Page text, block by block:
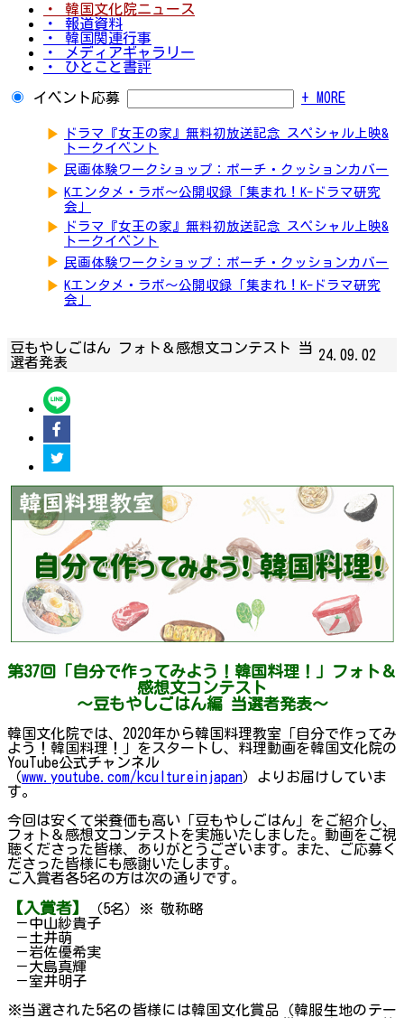
・ 韓国文化院ニュース
・ 報道資料
・ 韓国関連行事
・ メディアギャラリー
・ ひとこと書評
イベント応募 + MORE
▶
ドラマ『女王の家』無料初放送記念 スペシャル上映&
トークイベント
▶ 民画体験ワークショップ：ポーチ・クッションカバー
▶ Kエンタメ・ラボ～公開収録「集まれ！K-ドラマ研究
会」
▶
ドラマ『女王の家』無料初放送記念 スペシャル上映&
トークイベント
▶ 民画体験ワークショップ：ポーチ・クッションカバー
▶ Kエンタメ・ラボ～公開収録「集まれ！K-ドラマ研究
会」
豆もやしごはん フォト＆感想文コンテスト 当
選者発表
24.09.02
第37回「自分で作ってみよう！韓国料理！」フォト＆
感想文コンテスト
～豆もやしごはん編 当選者発表～
韓国文化院では、2020年から韓国料理教室「自分で作ってみ
よう！韓国料理！」をスタートし、料理動画を韓国文化院の
YouTube公式チャンネル
（www.youtube.com/kcultureinjapan）よりお届けしていま
す。
今回は安くて栄養価も高い「豆もやしごはん」をご紹介し、
フォト＆感想文コンテストを実施いたしました。動画をご視
聴くださった皆様、ありがとうございます。また、ご応募く
ださった皆様にも感謝いたします。
ご入賞者各5名の方は次の通りです。
【入賞者】
（5名）※ 敬称略
－中山紗貴子
－土井萌
－岩佐優希実
－大島真輝
－室井明子
※当選された5名の皆様には韓国文化賞品（韓服生地のテー